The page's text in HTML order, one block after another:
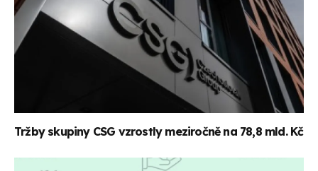
Tržby skupiny CSG vzrostly meziročně na 78,8 mld. Kč